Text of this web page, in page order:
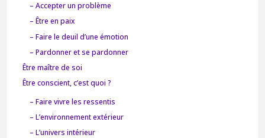
– Accepter un problème
– Être en paix
– Faire le deuil d’une émotion
– Pardonner et se pardonner
Être maître de soi
Être conscient, c’est quoi ?
– Faire vivre les ressentis
– L’environnement extérieur
– L’univers intérieur